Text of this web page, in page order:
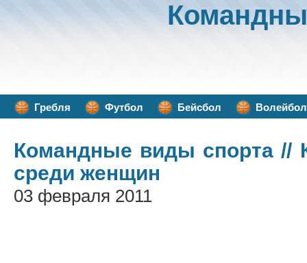
Гребля Футбол Бейсбол Волейбол
Командные виды спорта //
среди женщин
03 февраля 2011